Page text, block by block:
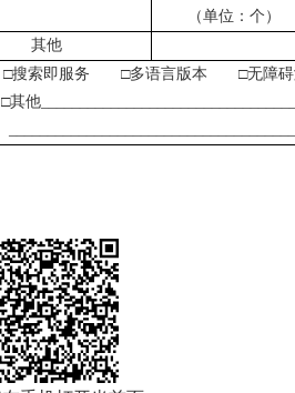
（单位：个）
其他
□搜索即服务 □多语言版本 □无障
□其他